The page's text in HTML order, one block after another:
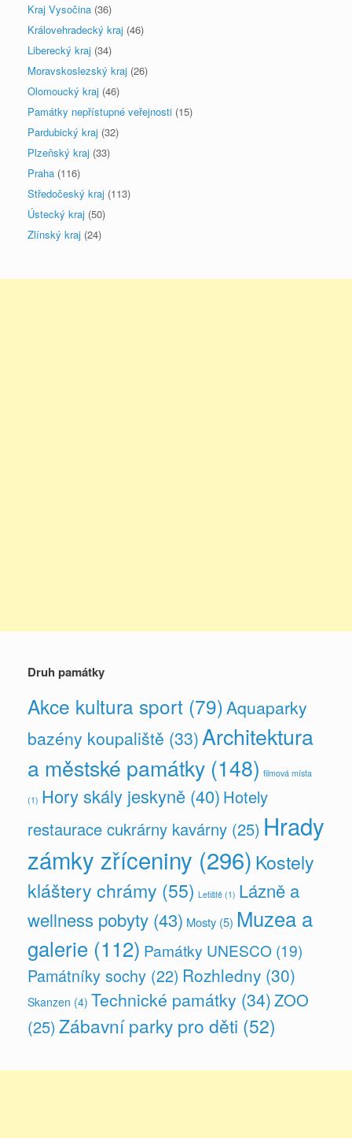
Kraj Vysočina (36)
Královehradecký kraj (46)
Liberecký kraj (34)
Moravskoslezský kraj (26)
Olomoucký kraj (46)
Památky nepřístupné veřejnosti (15)
Pardubický kraj (32)
Plzeňský kraj (33)
Praha (116)
Středočeský kraj (113)
Ústecký kraj (50)
Zlínský kraj (24)
Druh památky
Akce kultura sport (79)Aquaparky
bazény koupaliště (33) Architektura
a městské památky (148) filmová místa
(1) Hory skály jeskyně (40) Hotely
restaurace cukrárny kavárny (25) Hrady
zámky zříceniny (296) Kostely
kláštery chrámy (55) Letiště (1) Lázně a
wellness pobyty (43) Mosty (5) Muzea a
galerie (112) Památky UNESCO (19)
Památníky sochy (22) Rozhledny (30)
Skanzen (4) Technické památky (34)ZOO
(25)Zábavní parky pro děti (52)